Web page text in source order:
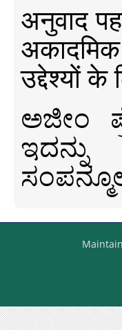
अनुवाद
उद्देश्यों
ಅಜೀಂ
ಇದನ್ನು